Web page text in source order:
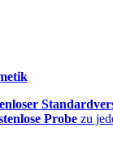
Probe zu